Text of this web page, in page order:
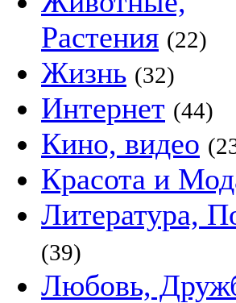
Растения (22)
Жизнь (32)
Интернет (44)
Кино, видео
Красота и
Литература,
(39)
Любовь,